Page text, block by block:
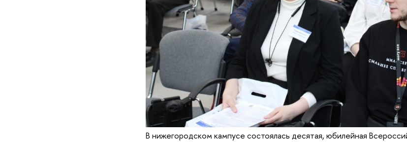
В нижегородском кампусе состоялась десятая, юбилейная